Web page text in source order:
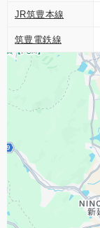
JR筑豊本線
筑豊電鉄線